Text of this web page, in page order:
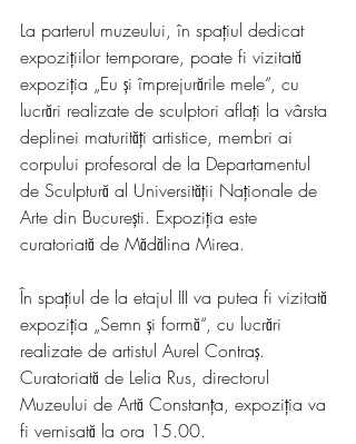
La parterul muzeului, în spațiul dedicat
expozițiilor temporare, poate fi vizitată
expoziția „Eu și împrejurările mele“, cu
lucrări realizate de sculptori aflați la vârsta
deplinei maturități artistice, membri ai
corpului profesoral de la Departamentul
de Sculptură al Universității Naționale de
Arte din București. Expoziția este
curatoriată de Mădălina Mirea.
În spațiul de la etajul III va putea fi vizitată
expoziția „Semn și formă“, cu lucrări
realizate de artistul Aurel Contraș.
Curatoriată de Lelia Rus, directorul
Muzeului de Artă Constanța, expoziția va
fi vernisată la ora 15.00.